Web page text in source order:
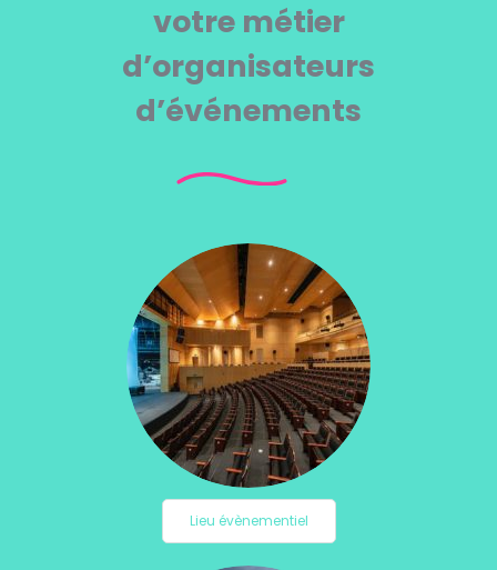
votre métier
d’organisateurs
d’événements
Lieu évènementiel